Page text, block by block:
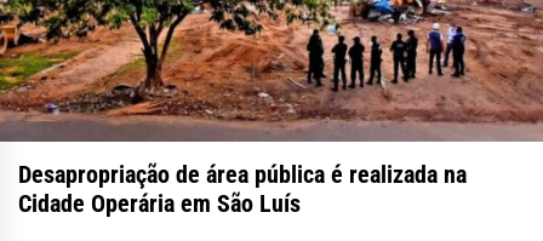
Desapropriação de área pública é realizada na
Cidade Operária em São Luís